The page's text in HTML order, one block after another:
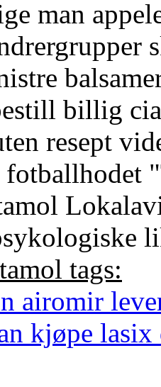
man
billig
resept
fotballhodet
tags:
airomir
kjøpe